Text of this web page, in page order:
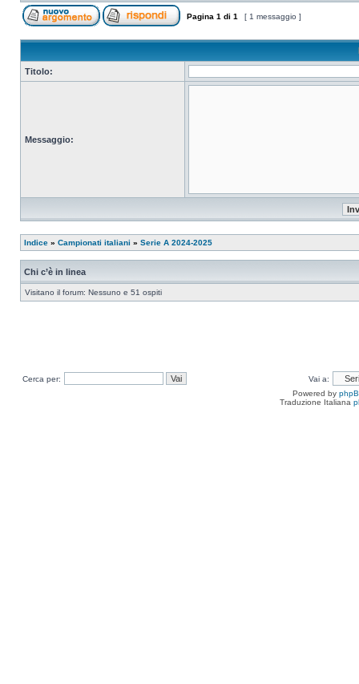
Pagina 1 di 1 [ 1 messaggio ]
Titolo:
Messaggio:
Indice » Campionati italiani » Serie A 2024-2025
Chi c’è in linea
Visitano il forum: Nessuno e 51 ospiti
Cerca per:
Vai a:
Powered by
Traduzione Italiana